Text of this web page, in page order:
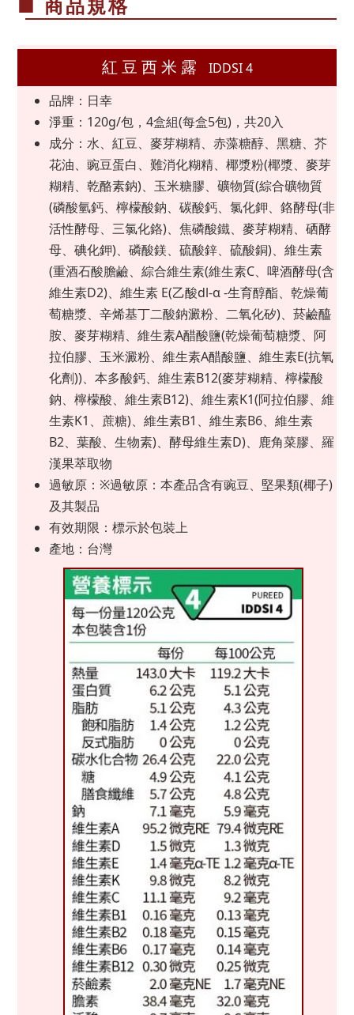
■ 商品規格
紅豆西米露
IDDSI 4
品牌：日幸
淨重：120g/包，4盒組(每盒5包)，共20入
成分：水、紅豆、麥芽糊精、赤藻糖醇、黑糖、芥
花油、豌豆蛋白、難消化糊精、椰漿粉(椰漿、麥芽
糊精、乾酪素鈉)、玉米糖膠、礦物質(綜合礦物質
(磷酸氫鈣、檸檬酸鈉、碳酸鈣、氯化鉀、鉻酵母(非
活性酵母、三氯化鉻)、焦磷酸鐵、麥芽糊精、硒酵
母、碘化鉀)、磷酸鎂、硫酸鋅、硫酸銅)、維生素
(重酒石酸膽鹼、綜合維生素(維生素C、啤酒酵母(含
維生素D2)、維生素 E(乙酸dl-α -生育醇酯、乾燥葡
萄糖漿、辛烯基丁二酸鈉澱粉、二氧化矽)、菸鹼醯
胺、麥芽糊精、維生素A醋酸鹽(乾燥葡萄糖漿、阿
拉伯膠、玉米澱粉、維生素A醋酸鹽、維生素E(抗氧
化劑))、本多酸鈣、維生素B12(麥芽糊精、檸檬酸
鈉、檸檬酸、維生素B12)、維生素K1(阿拉伯膠、維
生素K1、蔗糖)、維生素B1、維生素B6、維生素
B2、葉酸、生物素)、酵母維生素D)、鹿角菜膠、羅
漢果萃取物
過敏原：※過敏原：本產品含有豌豆、堅果類(椰子)
及其製品
有效期限：標示於包裝上
產地：台灣